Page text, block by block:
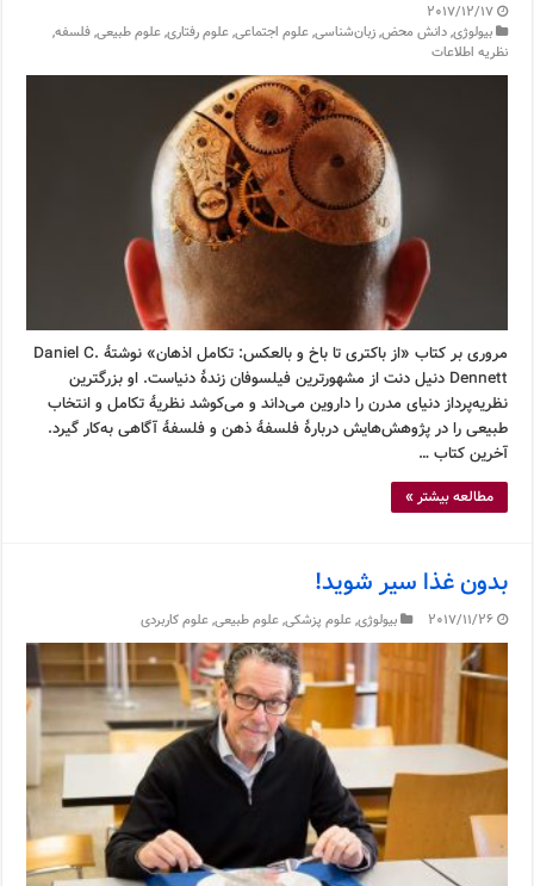
2017/12/17
بیولوژی,دانش محض,زبان‌شناسی,علوم اجتماعی,علوم رفتاری,علوم طبیعی,فلسفه,
نظریه اطلاعات
مروری بر کتاب «از باکتری تا باخ و بالعکس: تکامل اذهان» نوشتۀ Daniel C.
Dennett دنیل دنت از مشهورترین فیلسوفان زندۀ دنیاست. او بزرگترین
نظریه‌پرداز دنیای مدرن را داروین می‌داند و می‌کوشد نظریۀ تکامل و انتخاب
طبیعی را در پژوهش‌هایش دربارۀ فلسفۀ ذهن و فلسفۀ آگاهی به‌کار گیرد.
آخرین کتاب …
مطالعه بیشتر »
بدون غذا سیر شوید!
2017/11/26 بیولوژی,علوم پزشکی,علوم طبیعی,علوم کاربردی